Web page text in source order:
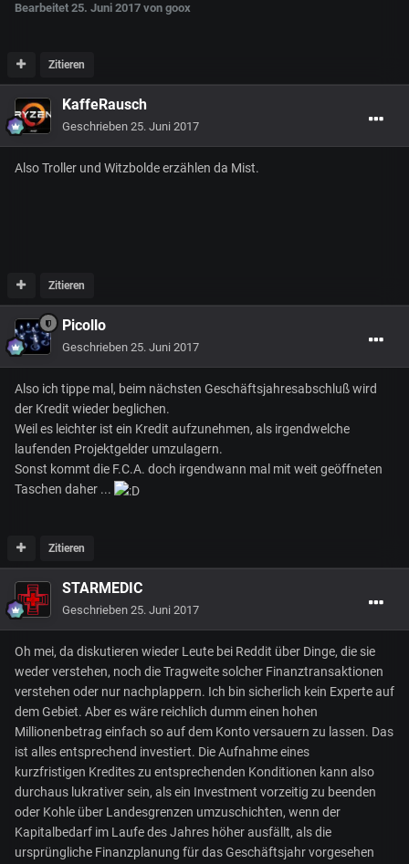
Bearbeitet 25. Juni 2017 von goox
Zitieren
KaffeRausch
Geschrieben 25. Juni 2017
Also Troller und Witzbolde erzählen da Mist.
Zitieren
Picollo
Geschrieben 25. Juni 2017
Also ich tippe mal, beim nächsten Geschäftsjahresabschluß wird
der Kredit wieder beglichen.
Weil es leichter ist ein Kredit aufzunehmen, als irgendwelche
laufenden Projektgelder umzulagern.
Sonst kommt die F.C.A. doch irgendwann mal mit weit geöffneten
Taschen daher ...
Zitieren
STARMEDIC
Geschrieben 25. Juni 2017
Oh mei, da diskutieren wieder Leute bei Reddit über Dinge, die sie
weder verstehen, noch die Tragweite solcher Finanztransaktionen
verstehen oder nur nachplappern. Ich bin sicherlich kein Experte auf
dem Gebiet. Aber es wäre reichlich dumm einen hohen
Millionenbetrag einfach so auf dem Konto versauern zu lassen. Das
ist alles entsprechend investiert. Die Aufnahme eines
kurzfristigen Kredites zu entsprechenden Konditionen kann also
durchaus lukrativer sein, als ein Investment vorzeitig zu beenden
oder Kohle über Landesgrenzen umzuschichten, wenn der
Kapitalbedarf im Laufe des Jahres höher ausfällt, als die
ursprüngliche Finanzplanung für das Geschäftsjahr vorgesehen